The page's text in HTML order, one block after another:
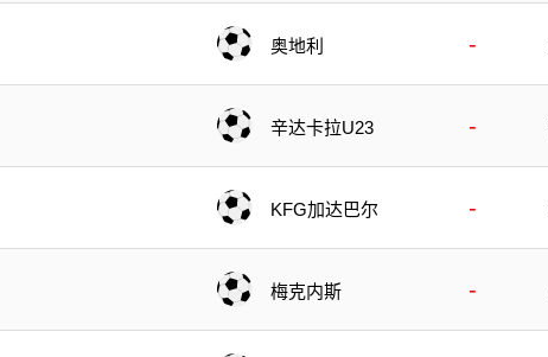
奥地利 -
辛达卡拉U23 -
KFG加达巴尔 -
梅克内斯 -